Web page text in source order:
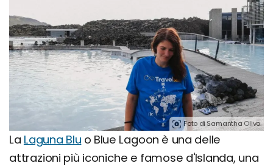
Foto di Samantha Olivo.
La Laguna Blu o Blue Lagoon è una delle
attrazioni più iconiche e famose d'Islanda, una